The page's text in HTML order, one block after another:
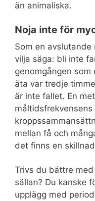
än animaliska.
Noja inte för
Som en
vilja säga: bli inte
genomgången
äta var tredje
är inte fallet. En
måltidsfrekvensens
mellan få och
det finns en
Trivs du bättre
sällan? Du kanske
upplägg med